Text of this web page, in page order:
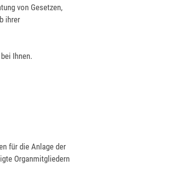
von Gesetzen,
ihrer
Ihnen.
für die Anlage der
Organmitgliedern